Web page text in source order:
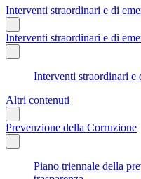
Interventi straordinari e di
Interventi straordinari e di
Interventi straordinari e
Altri contenuti
Prevenzione della Corruzione
Piano triennale della